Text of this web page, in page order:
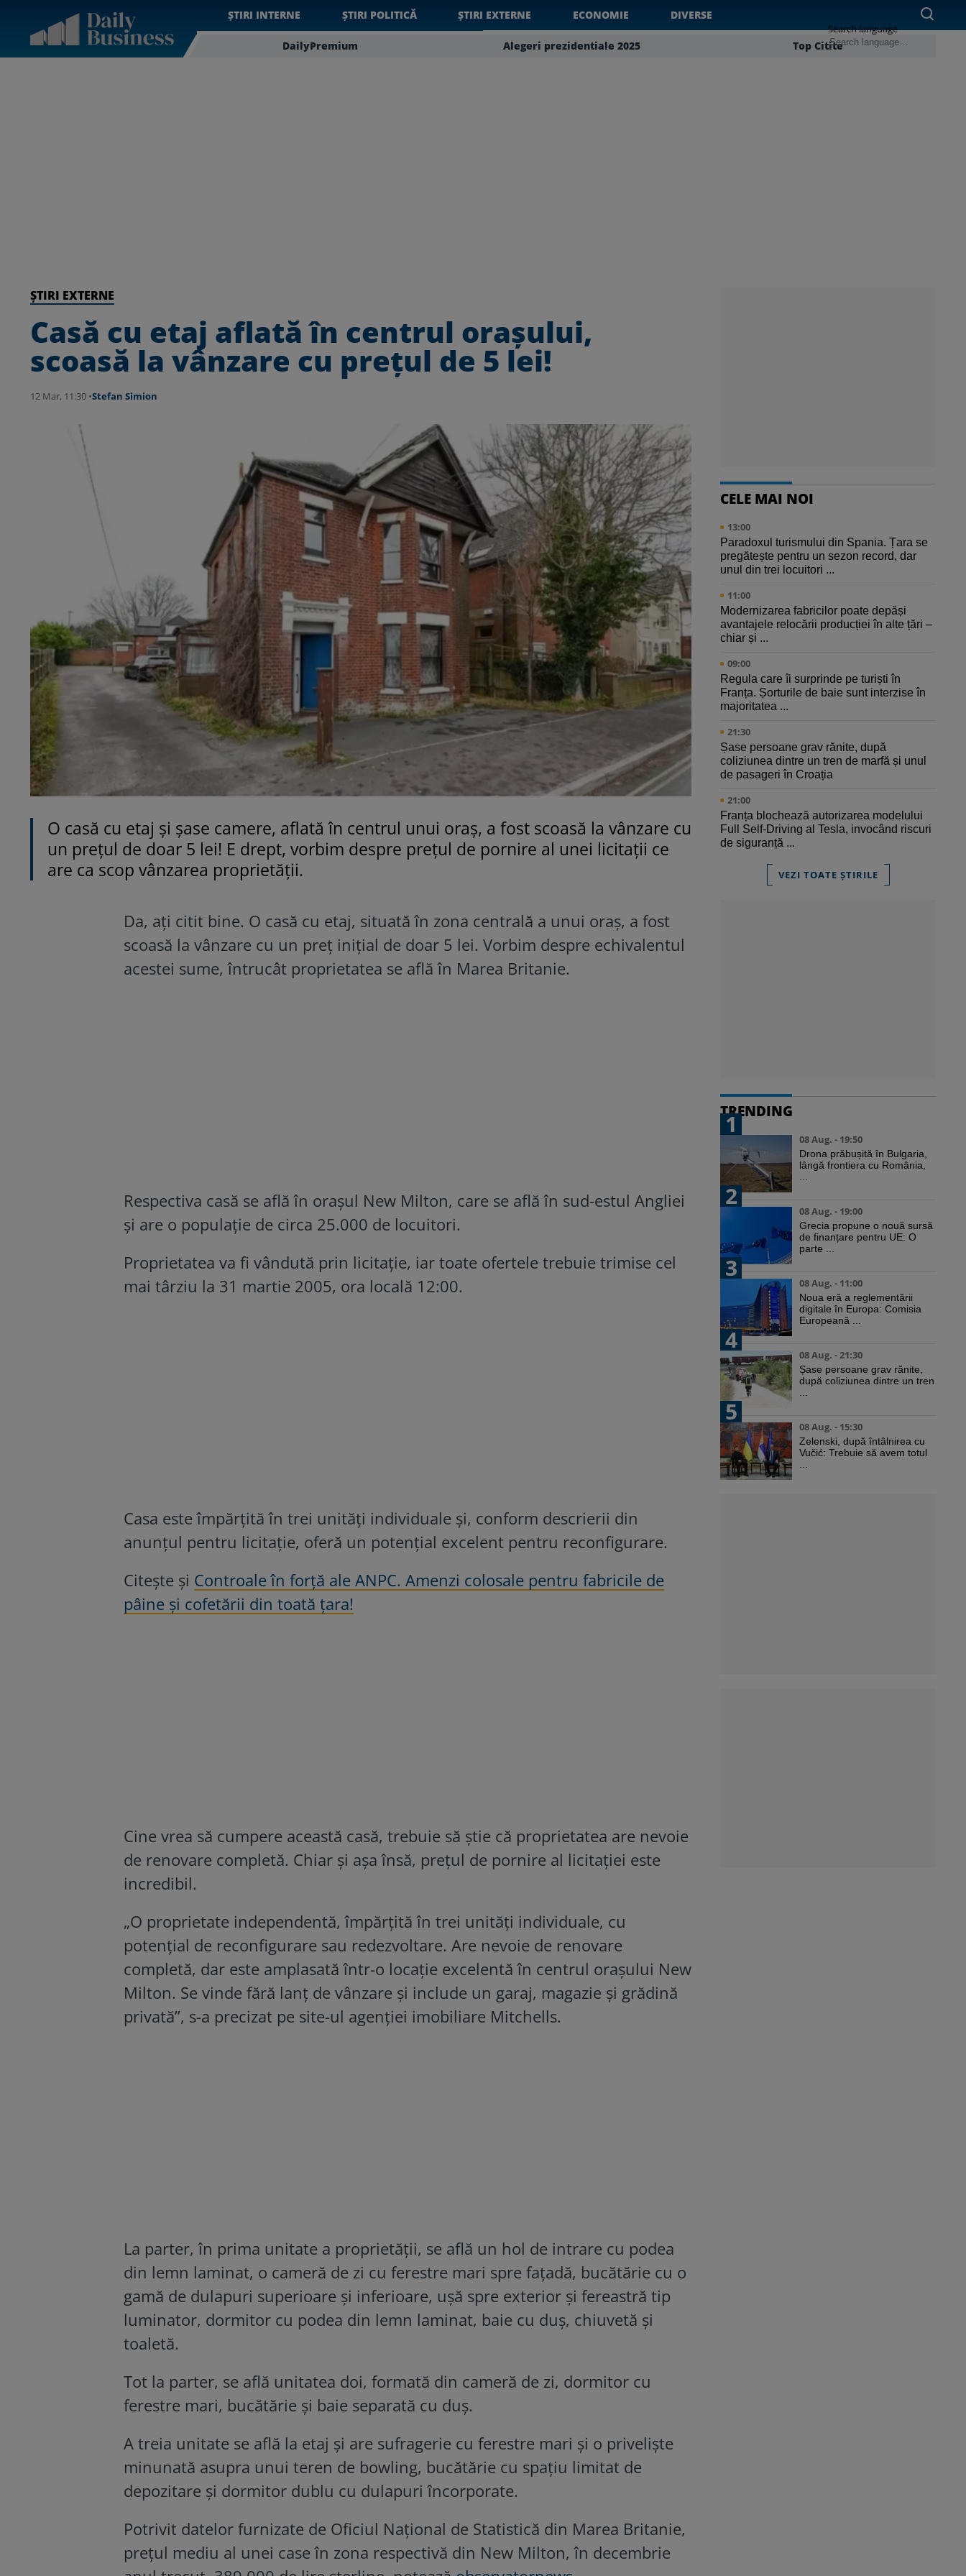
ȘTIRI INTERNE ȘTIRI POLITICĂ ȘTIRI EXTERNE ECONOMIE DIVERSE
DailyPremium Alegeri prezidentiale 2025 Top Citite
Search language
ȘTIRI EXTERNE
Casă cu etaj aflată în centrul orașului,
scoasă la vânzare cu prețul de 5 lei!
12 Mar, 11:30 •Stefan Simion
O casă cu etaj și șase camere, aflată în centrul unui oraș, a fost scoasă la vânzare cu
un prețul de doar 5 lei! E drept, vorbim despre prețul de pornire al unei licitații ce
are ca scop vânzarea proprietății.
Da, ați citit bine. O casă cu etaj, situată în zona centrală a unui oraș, a fost
scoasă la vânzare cu un preț inițial de doar 5 lei. Vorbim despre echivalentul
acestei sume, întrucât proprietatea se află în Marea Britanie.
Respectiva casă se află în orașul New Milton, care se află în sud-estul Angliei
și are o populație de circa 25.000 de locuitori.
Proprietatea va fi vândută prin licitație, iar toate ofertele trebuie trimise cel
mai târziu la 31 martie 2005, ora locală 12:00.
Casa este împărțită în trei unități individuale și, conform descrierii din
anunțul pentru licitație, oferă un potențial excelent pentru reconfigurare.
Citește și Controale în forță ale ANPC. Amenzi colosale pentru fabricile de
pâine și cofetării din toată țara!
Cine vrea să cumpere această casă, trebuie să știe că proprietatea are nevoie
de renovare completă. Chiar și așa însă, prețul de pornire al licitației este
incredibil.
„O proprietate independentă, împărțită în trei unități individuale, cu
potențial de reconfigurare sau redezvoltare. Are nevoie de renovare
completă, dar este amplasată într-o locație excelentă în centrul orașului New
Milton. Se vinde fără lanț de vânzare și include un garaj, magazie și grădină
privată”, s-a precizat pe site-ul agenției imobiliare Mitchells.
La parter, în prima unitate a proprietății, se află un hol de intrare cu podea
din lemn laminat, o cameră de zi cu ferestre mari spre fațadă, bucătărie cu o
gamă de dulapuri superioare și inferioare, ușă spre exterior și fereastră tip
luminator, dormitor cu podea din lemn laminat, baie cu duș, chiuvetă și
toaletă.
Tot la parter, se află unitatea doi, formată din cameră de zi, dormitor cu
ferestre mari, bucătărie și baie separată cu duș.
A treia unitate se află la etaj și are sufragerie cu ferestre mari și o priveliște
minunată asupra unui teren de bowling, bucătărie cu spațiu limitat de
depozitare și dormitor dublu cu dulapuri încorporate.
Potrivit datelor furnizate de Oficiul Național de Statistică din Marea Britanie,
prețul mediu al unei case în zona respectivă din New Milton, în decembrie
CELE MAI NOI
13:00
Paradoxul turismului din Spania. Țara se
pregătește pentru un sezon record, dar
unul din trei locuitori ...
11:00
Modernizarea fabricilor poate depăși
avantajele relocării producției în alte țări –
chiar și ...
09:00
Regula care îi surprinde pe turiști în
Franța. Șorturile de baie sunt interzise în
majoritatea ...
21:30
Șase persoane grav rănite, după
coliziunea dintre un tren de marfă și unul
de pasageri în Croația
21:00
Franța blochează autorizarea modelului
Full Self-Driving al Tesla, invocând riscuri
de siguranță ...
VEZI TOATE ȘTIRILE
TRENDING
1
08 Aug. - 19:50
Drona prăbușită în Bulgaria,
lângă frontiera cu România,
2
08 Aug. - 19:00
Grecia propune o nouă sursă
de finanțare pentru UE: O
parte ...
3
08 Aug. - 11:00
Noua eră a reglementării
digitale în Europa: Comisia
Europeană ...
4
08 Aug. - 21:30
Șase persoane grav rănite,
după coliziunea dintre un tren
5
08 Aug. - 15:30
Zelenski, după întâlnirea cu
Vučić: Trebuie să avem totul